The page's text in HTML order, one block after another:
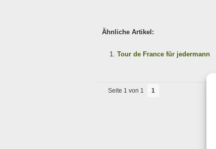
Ähnliche Artikel:
Tour de France für jedermann
Seite 1 von 1 1